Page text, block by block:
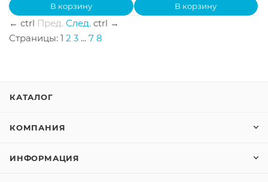
В корзину В корзину
← ctrl Пред. След. ctrl →
Страницы: 1 2 3 ... 7 8
КАТАЛОГ
КОМПАНИЯ
ИНФОРМАЦИЯ